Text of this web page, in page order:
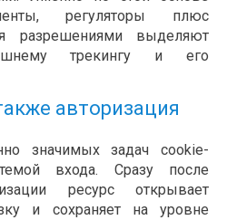
регуляторы плюс
разрешениями выделяют
трекингу и его
авторизация
значимых задач cookie-
входа. Сразу после
ресурс открывает
и сохраняет на уровне